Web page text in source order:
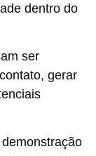
dentro do
ser
gerar